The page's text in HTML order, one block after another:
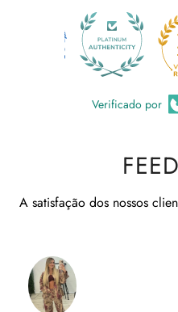
Verificado por
A satisfação dos nossos